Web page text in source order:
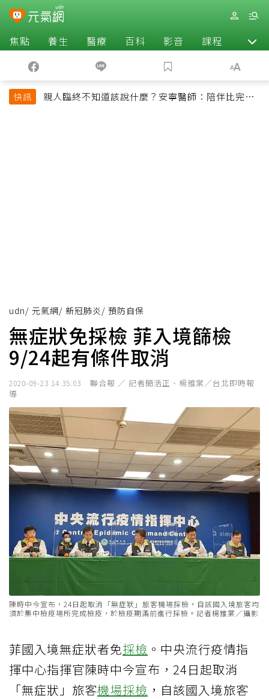
焦點 養生 醫療 百科 影音 課程 退休
快訊
親人臨終不知道該說什麼？安寧醫師：陪伴比完美
udn/ 元氣網/ 新冠肺炎 / 預防自保
無症狀免採檢 菲入境篩檢
9/24起有條件取消
2020-09-23 14:35:03
聯合報 ／ 記者簡浩正、楊雅棠／台北即時報
導
陳時中今宣布，24日起取消「無症狀」旅客機場採檢，自該國入境旅客均
須於集中檢疫場所完成檢疫，於檢疫期滿前進行採檢。記者楊雅棠／攝影
菲國入境無症狀者免採檢 。中央流行疫情指
揮中心指揮官陳時中今宣布，24日起取消
「無症狀」旅客機場採檢 ，自該國入境旅客